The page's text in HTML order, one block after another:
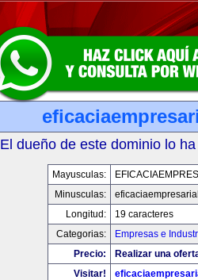
El dueño de este dominio lo
Mayusculas:
Minusculas:
Longitud:
19 caracteres
Categorias:
Empresas e
Precio:
Realizar una
Visitar!